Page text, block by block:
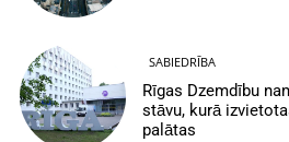
SABIEDRĪBA
Rīgas Dzemdību
stāvu, kurā
palātas